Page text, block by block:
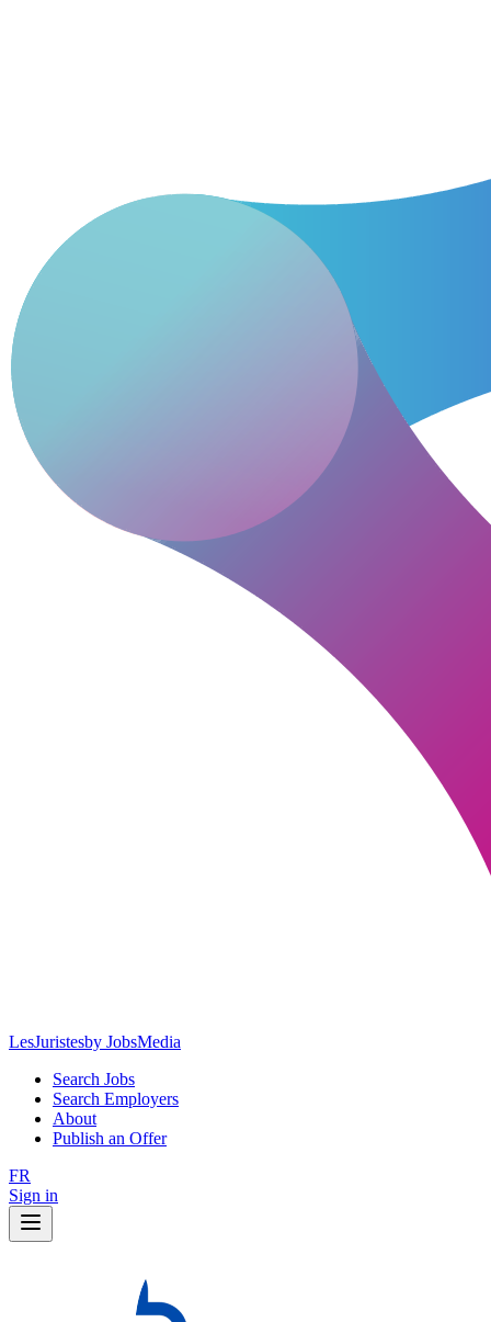
LesJuristesby JobsMedia
Search Jobs
Search Employers
About
Publish an Offer
FR
Sign in